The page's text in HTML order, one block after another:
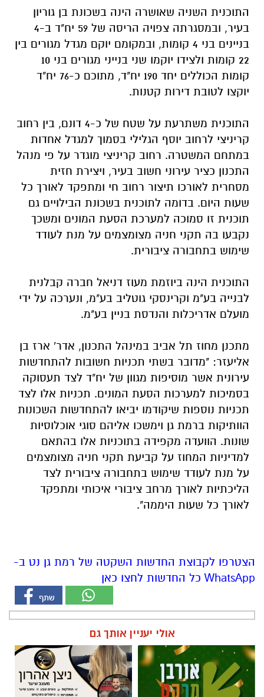
התוכנית השניה שאושרה הינה בשכונת בן גוריון
בעיר, ובמסגרתה צפויה הריסה של 59 יח"ד ב-4
בניינים בני 4 קומות, ובמקומם יוקם מגדל מגורים בין
22 קומות ולצידו יוקמו שני בנייני מגורים בני 10
קומות הכוללים יחד 190 יח"ד, מתוכם כ-76 יח"ד
יוקצו לטובת דירות קטנות.
התוכנית משתרעת על שטח של כ-4 דונם, בין רחוב
קריניצי לרחוב יוסף הגלילי בסמוך למגדל אחדות
במתחם המשטרה. רחוב קריניצי מוגדר על פי מנהל
התכנון כציר עירוני חשוב בעיר, ויצירת חזית
מסחרית לאורכו תיצור רחוב חי ומתפקד לאורך כל
שעות היום. בדומה לתוכנית בשכונת הבילויים גם
תוכנית זו סמוכה למערכת הסעת המונים ומשכך
נקבעו בה תקני חניה מצומצמים על מנת לעודד
שימוש בתחבורה ציבורית.
התוכנית הינה ביוזמת מעוז דניאל חברה קבלנית
לבנייה בע"מ וקרינסקי גוטליב בע"מ, ונערכה על ידי
מועלם אדריכלות והנדסת בניין בע"מ.
מתכנן מחוז תל אביב במינהל התכנון, אדר' ארז בן
אליעזר: "מדובר בשתי תכניות חשובות להתחדשות
עירונית אשר מוסיפות מגוון של יח"ד לצד תעסוקה
בסמיכות למערכות הסעת המונים. תכניות אלו לצד
תכניות נוספות שיקודמו יביאו להתחדשות השכונות
הוותיקות ברמת גן וימשכו אליהם סוגי אוכלוסיות
שונות. הוועדה מקפידה בתוכניות אלו בהתאם
למדיניות המחוז על קביעת תקני חניה מצומצמים
על מנת לעודד שימוש בתחבורה ציבורית לצד
הליכתיות לאורך מרחב ציבורי איכותי ומתפקד
לאורך כל שעות היממה".
הצטרפו לקבוצת החדשות השקטה של רמת גן נט ב-
WhatsApp כל החדשות לחצו כאן
אולי יעניין אותך גם